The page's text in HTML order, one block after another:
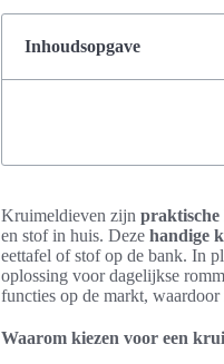
Inhoudsopgave
Kruimeldieven zijn praktische
en stof in huis. Deze handige
eettafel of stof op de bank. In
oplossing voor dagelijkse
functies op de markt,
Waarom kiezen voor een